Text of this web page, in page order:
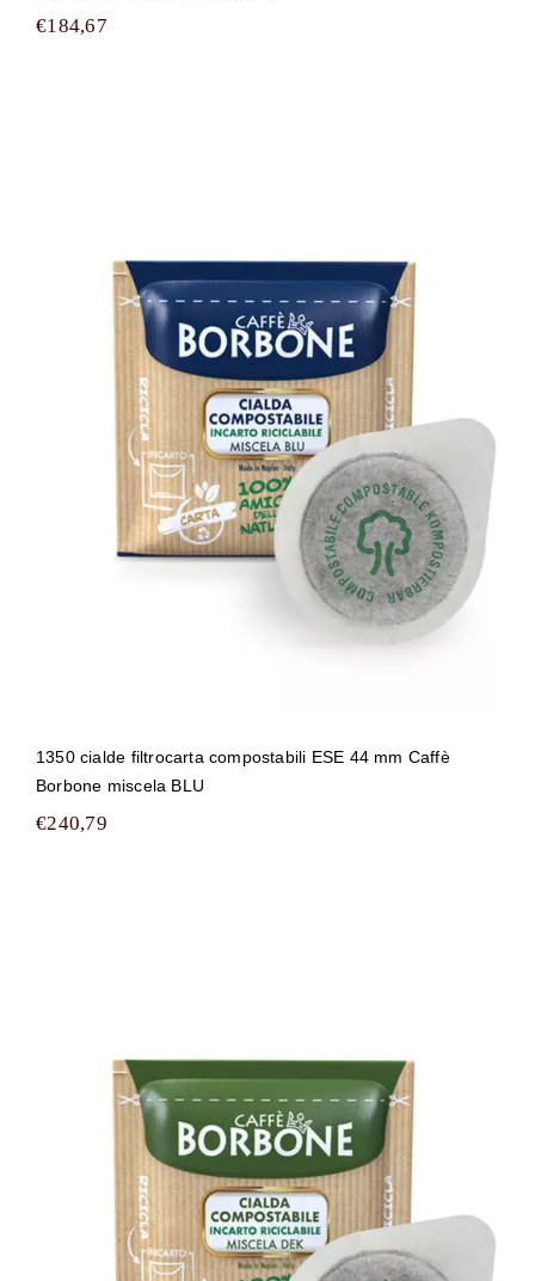
€184,67
1350 cialde filtrocarta compostabili
ESE 44 mm Caffè Borbone miscela
BLU
1350 cialde filtrocarta compostabili ESE 44 mm Caffè
Borbone miscela BLU
€240,79
1350 cialde filtrocarta compostabili
ESE 44 mm Caffè Borbone miscela
DEK (DECA)